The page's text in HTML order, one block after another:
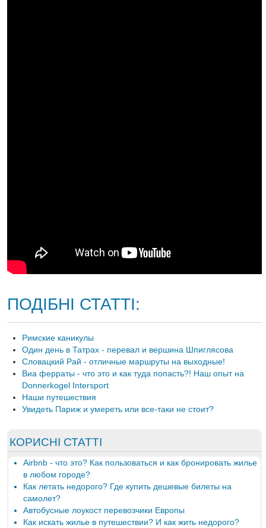
ПОДІБНІ СТАТТІ:
Римские каникулы
Один день в Татрах - перевал и вершина Шпиглясова
Словацкий Рай - отличные маршруты на выходные!
Виа ферраты - что это и как туда попасть?! Наш опыт на
Donnerkogel Intersport
Наши путешествия
Увидеть Париж и умереть или все-таки не стоит?
КОРИСНІ СТАТТІ
Airbnb - что это? Как пользоваться и как бронировать жилье
в любом городе?
Как летать недорого? Где купить дешевые билеты на
самолет?
Автобусные лоукост перевозчики Европы
Как искать жилье в путешествии? И как жить недорого?